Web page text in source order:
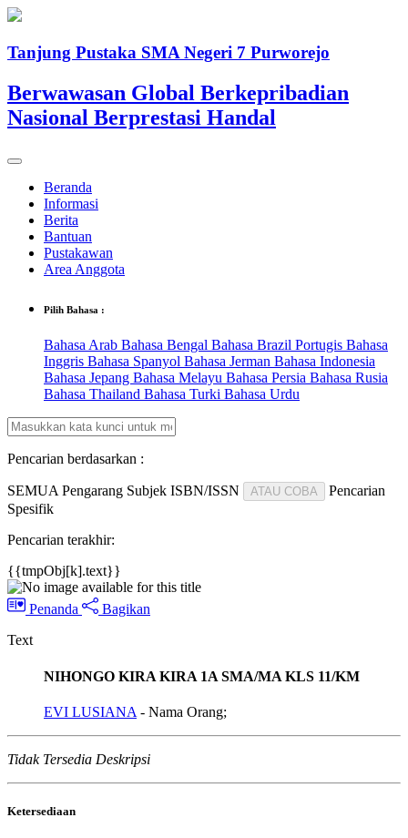
Tanjung Pustaka SMA Negeri 7 Purworejo
Berwawasan Global Berkepribadian
Nasional Berprestasi Handal
Beranda
Informasi
Berita
Bantuan
Pustakawan
Area Anggota
Pilih Bahasa :
Bahasa Arab Bahasa Bengal Bahasa Brazil Portugis Bahasa
Inggris Bahasa Spanyol Bahasa Jerman Bahasa Indonesia
Bahasa Jepang Bahasa Melayu Bahasa Persia Bahasa Rusia
Bahasa Thailand Bahasa Turki Bahasa Urdu
Pencarian berdasarkan :
SEMUA Pengarang Subjek ISBN/ISSN ATAU COBA
Pencarian
Spesifik
Pencarian terakhir:
{{tmpObj[k].text}}
Penanda
Bagikan
Text
NIHONGO KIRA KIRA 1A SMA/MA KLS 11/KM
EVI LUSIANA - Nama Orang;
Tidak Tersedia Deskripsi
Ketersediaan